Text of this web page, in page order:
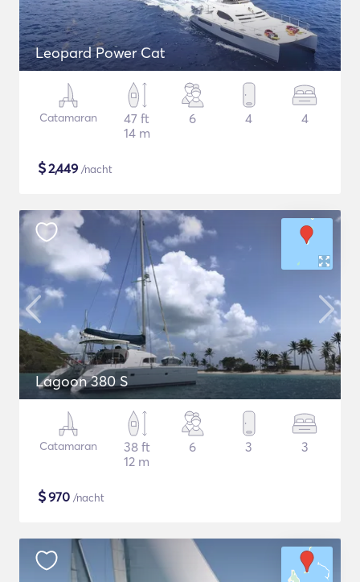
Leopard Power Cat
Catamaran
47 ft
14 m
6 4 4
$2,449 /nacht
Lagoon 380 S
Catamaran
38 ft
12 m
6 3 3
$970 /nacht